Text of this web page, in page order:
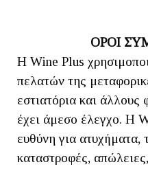
ΟΡΟΙ
Η Wine Plus
πελατών της
εστιατόρια και άλλους
έχει άμεσο έλεγχο. Η
ευθύνη για ατυχήματα,
καταστροφές,